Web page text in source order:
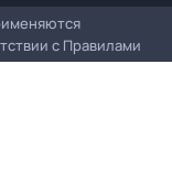
с Правилами